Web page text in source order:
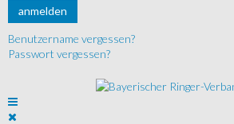
anmelden
Benutzername vergessen?
Passwort vergessen?